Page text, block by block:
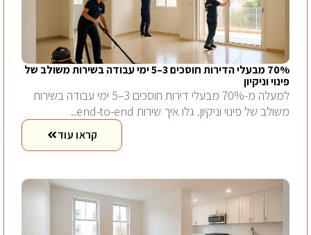
70% מבעלי הדירות חוסכים 3–5 ימי עבודה בשירות משולב של
פינוי וניקיון
למעלה מ-70% מבעלי דירות חוסכים 3–5 ימי עבודה בשירות
משולב של פינוי וניקיון. גלו איך שירות end-to-end..
קראו עוד